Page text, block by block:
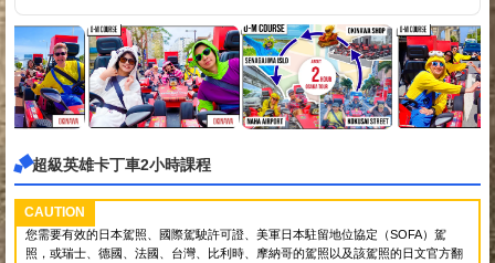
超級英雄卡丁車2小時課程
CAUTION
您需要有效的日本駕照、國際駕駛許可證、美軍日本駐留地位協定（SOFA）駕
照，或瑞士、德國、法國、台灣、比利時、摩納哥的駕照以及該駕照的日文官方翻